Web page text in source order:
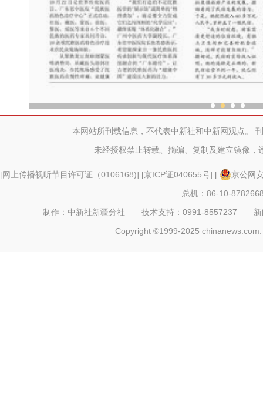
本网站所刊载信息，不代表中新社和中新网观点。
未经授权禁止转载、摘编、复制及建立镜像，
[网上传播视听节目许可证（0106168)] [京ICP证040655号] [
京公网
总机：86-10-
制作：中新社新疆分社 技术支持：0991-8557237
Copyright ©1999-2025